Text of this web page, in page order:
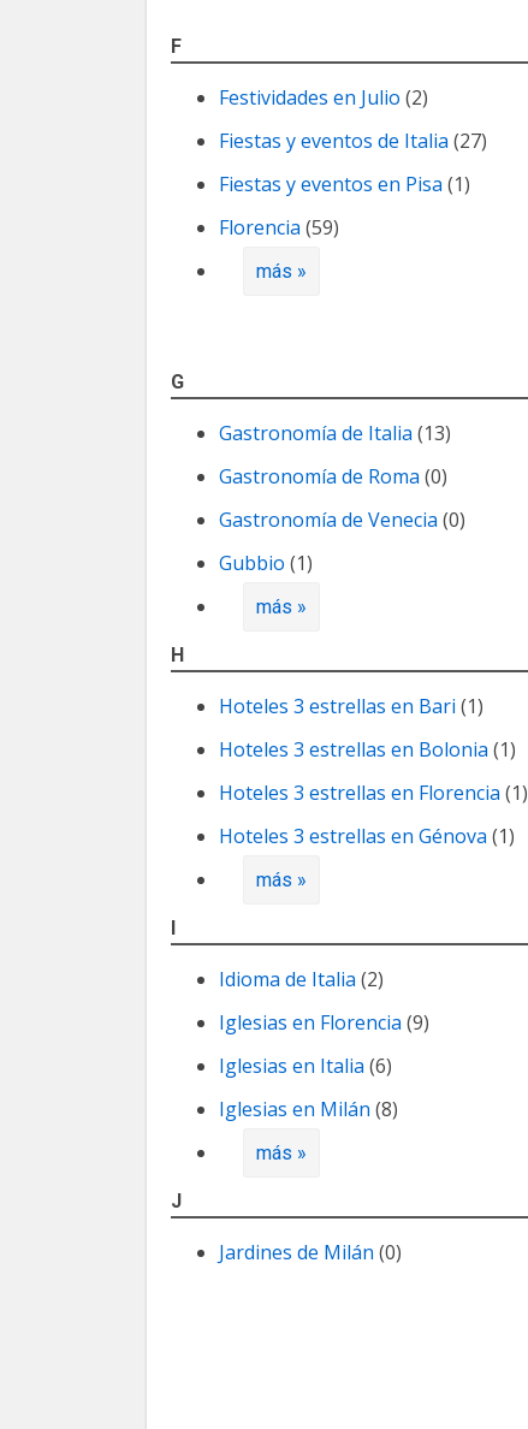
F
Festividades en Julio (2)
Fiestas y eventos de Italia (27)
Fiestas y eventos en Pisa (1)
Florencia (59)
más »
G
Gastronomía de Italia (13)
Gastronomía de Roma (0)
Gastronomía de Venecia (0)
Gubbio (1)
más »
H
Hoteles 3 estrellas en Bari (1)
Hoteles 3 estrellas en Bolonia (1)
Hoteles 3 estrellas en Florencia (1)
Hoteles 3 estrellas en Génova (1)
más »
I
Idioma de Italia (2)
Iglesias en Florencia (9)
Iglesias en Italia (6)
Iglesias en Milán (8)
más »
J
Jardines de Milán (0)